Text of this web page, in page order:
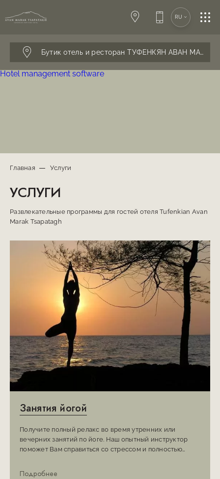
Бутик отель и ресторан ТУФЕНКЯН АВАН МАРАК
RU
SPA-ЦЕНТР
КОНФЕРЕНЦИИ
УСЛУГИ
КОНТАКТЫ
Hotel management software
Главная Услуги
УСЛУГИ
Развлекательные программы для гостей отеля Tufenkian Avan
Marak Tsapatagh
Занятия йогой
Получите полный релакс во время утренних или
вечерних занятий по йоге. Наш опытный инструктор
поможет Вам справиться со стрессом и полностью
отдыха в отеле.
Подробнее